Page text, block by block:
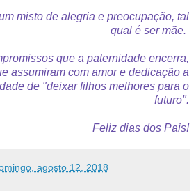
misto de alegria e preocupação, tal
qual é ser mãe.
que a paternidade encerra,
assumiram com amor e dedicação a
de "deixar filhos melhores para o
futuro".
Feliz dias dos Pais!
agosto 12, 2018